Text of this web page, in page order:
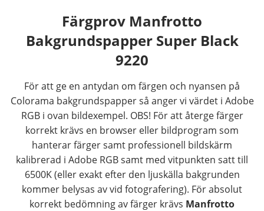
Färgprov Manfrotto
Bakgrundspapper Super Black
9220
För att ge en antydan om färgen och nyansen på
Colorama bakgrundspapper så anger vi värdet i Adobe
RGB i ovan bildexempel. OBS! För att återge färger
korrekt krävs en browser eller bildprogram som
hanterar färger samt professionell bildskärm
kalibrerad i Adobe RGB samt med vitpunkten satt till
6500K (eller exakt efter den ljuskälla bakgrunden
kommer belysas av vid fotografering). För absolut
korrekt bedömning av färger krävs Manfrotto